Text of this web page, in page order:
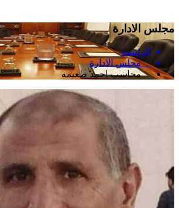
مجلس الادارة
الرئيسة
مجلس الادارة
محاسب احمد طعيمه